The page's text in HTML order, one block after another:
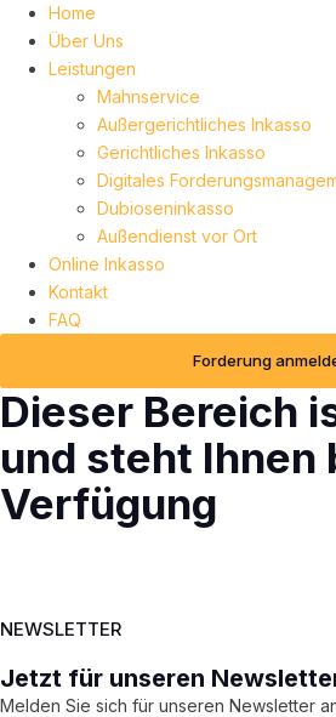
Home
Über Uns
Leistungen
Mahnservice
Außergerichtliches Inkasso
Gerichtliches Inkasso
Digitales
Dubioseninkasso
Außendienst vor Ort
Online Inkasso
Kontakt
FAQ
Forderung
Dieser Bereich
und steht Ihnen
Verfügung
NEWSLETTER
Jetzt für unseren
Melden Sie sich für unseren Newsletter